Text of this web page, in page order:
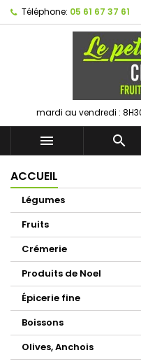
Téléphone: 05 61 67 37 61
mardi au vendredi :
 
ACCUEIL
Légumes
Fruits
Crémerie
Produits de Noel
Épicerie fine
Boissons
Olives, Anchois